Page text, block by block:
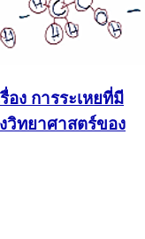
อง การระเหยที่มี
วิทยาศาสตร์ของ